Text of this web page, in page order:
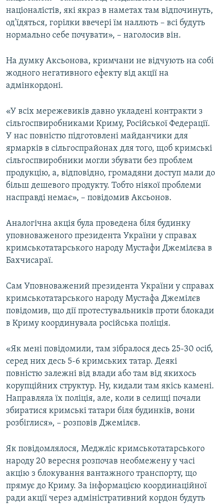
націоналістів, які якраз в наметах там відпочинуть,
од'їдяться, горілки ввечері їм наллють – всі будуть
нормально себе почувати», – наголосив він.
На думку Аксьонова, кримчани не відчують на собі
жодного негативного ефекту від акції на
адмінкордоні.
«У всіх мережевиків давно укладені контракти з
сільгоспвиробниками Криму, Російської Федерації.
У нас повністю підготовлені майданчики для
ярмарків в сільгоспрайонах для того, щоб кримські
сільгоспвиробники могли збувати без проблем
продукцію, а, відповідно, громадяни доступ мали до
більш дешевого продукту. Тобто ніякої проблеми
насправді немає», – повідомив Аксьонов.
Аналогічна акція була проведена біля будинку
уповноваженого президента України у справах
кримськотатарського народу Мустафи Джемілєва в
Бахчисараї.
Сам Уповноважений президента України у справах
кримськотатарського народу Мустафа Джемілєв
повідомив, що дії протестувальників проти блокади
в Криму координувала російська поліція.
«Як мені повідомили, там зібралося десь 25-30 осіб,
серед них десь 5-6 кримських татар. Деякі
повністю залежні від влади або там від якихось
корупційних структур. Ну, кидали там якісь камені.
Направляла їх поліція, але, коли в селищі почали
збиратися кримські татари біля будинків, вони
розбіглися», – розповів Джемілєв.
Як повідомлялося, Меджліс кримськотатарського
народу 20 вересня розпочав необмежену у часі
акцію з блокування вантажного транспорту, що
прямує до Криму. За інформацією координаційної
ради акції через адміністративний кордон будуть